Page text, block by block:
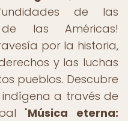
de las
las Américas!
por la historia,
y las luchas
pueblos. Descubre
a través de
"Música eterna: